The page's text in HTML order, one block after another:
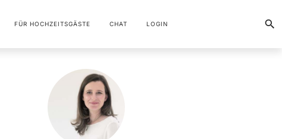
FÜR HOCHZEITSGÄSTE CHAT LOGIN